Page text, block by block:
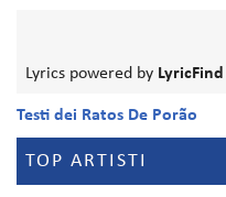
Lyrics powered by LyricFind
Testi dei Ratos De Porão
TOP ARTISTI